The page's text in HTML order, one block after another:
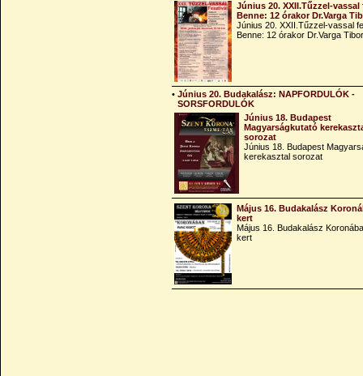
Június 20. XXII.Tűzzel-
Benne: 12 órakor Dr.Varga
Június 20. XXII.Tűzzel-vassal
Benne: 12 órakor Dr.Varga Tibor
• Június 20. Budakalász: NAPFORDULÓK -
SORSFORDULÓK
Június 18. Budapest
Magyarságkutató
sorozat
Június 18. Budapest
kerekasztal sorozat
Május 16. Budakalász
kert
Május 16. Budakalász
kert